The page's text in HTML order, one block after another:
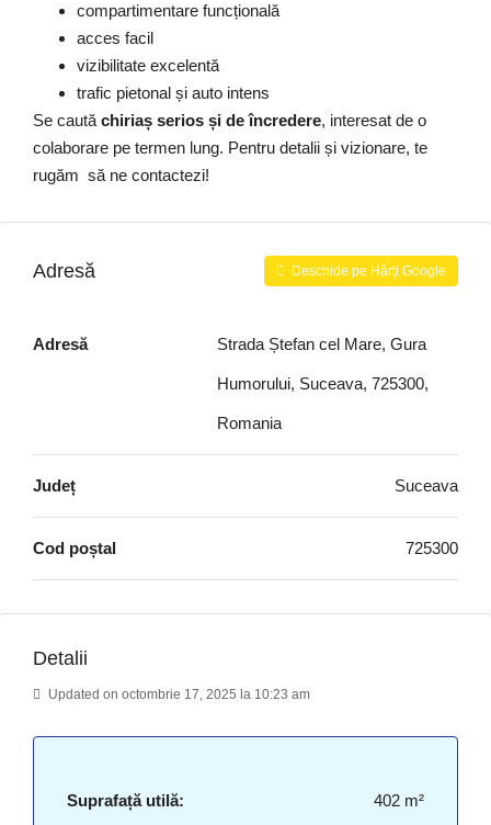
compartimentare funcțională
acces facil
vizibilitate excelentă
trafic pietonal și auto intens
Se caută chiriaș serios și de încredere, interesat de o
colaborare pe termen lung. Pentru detalii și vizionare, te
rugăm să ne contactezi!
Adresă Deschide pe Hărți Google
Adresă Strada Ștefan cel Mare, Gura
Humorului, Suceava, 725300,
Romania
Județ Suceava
Cod poștal 725300
Detalii
Updated on octombrie 17, 2025 la 10:23 am
Suprafață utilă: 402 m²